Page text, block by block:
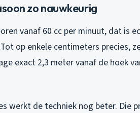
zo nauwkeurig
vanaf 60 cc per minuut, dat is
op enkele centimeters precies,
exact 2,3 meter vanaf de hoek
werkt de techniek nog beter. Die